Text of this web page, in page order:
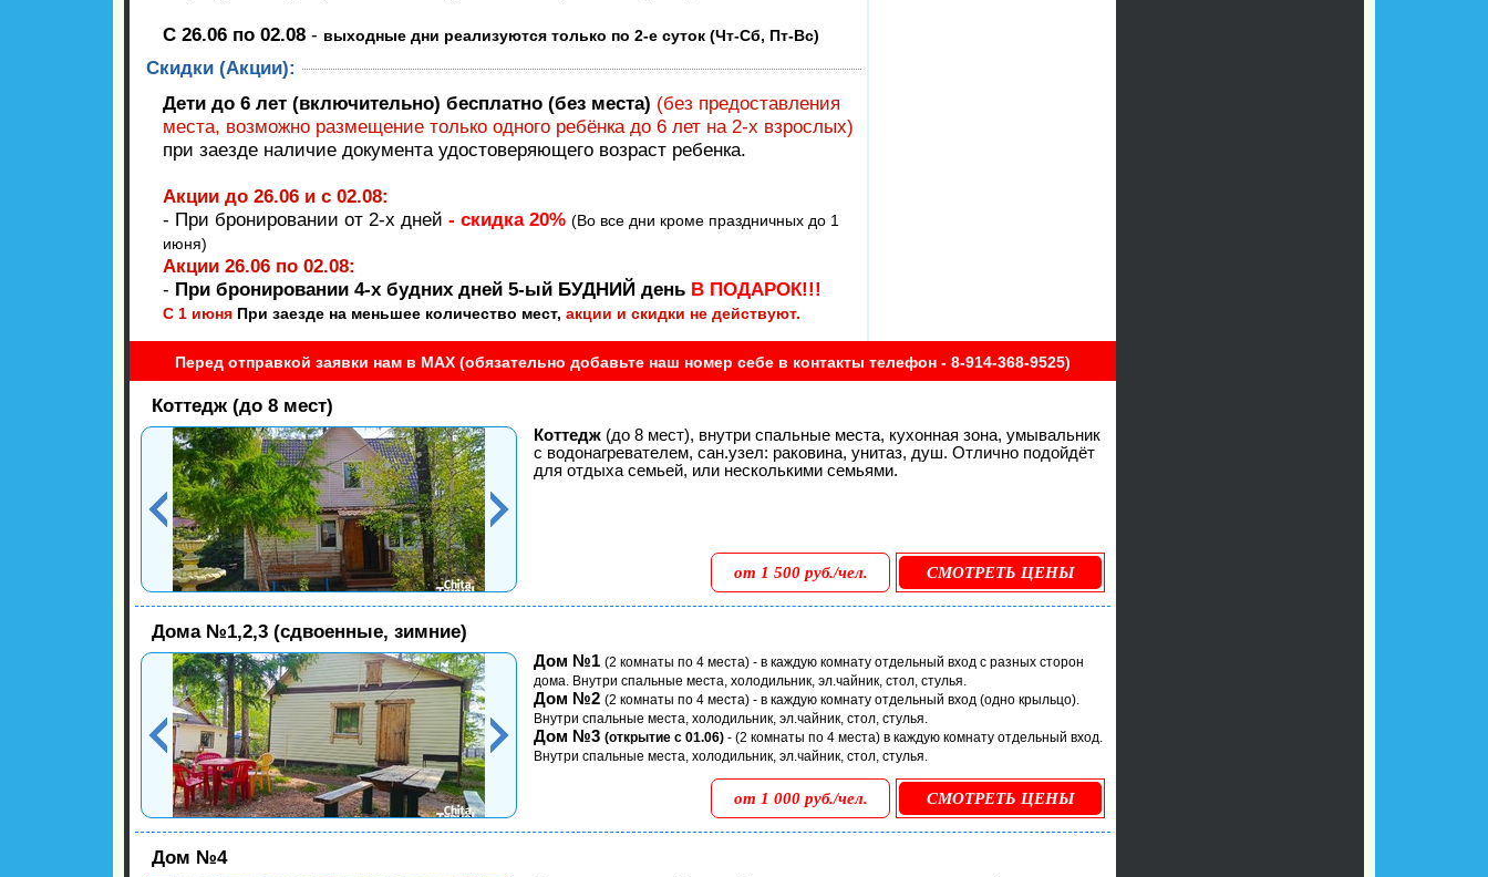
C 26.06 по 02.08 - выходные дни реализуются только по 2-е суток (Чт-Сб, Пт-Вс)
Скидки (Акции):
Дети до 6 лет (включительно) бесплатно (без места) (без предоставления
места, возможно размещение только одного ребёнка до 6 лет на 2-х взрослых)
при заезде наличие документа удостоверяющего возраст ребенка.
Акции до 26.06 и с 02.08:
- При бронировании от 2-х дней - скидка 20% (Во все дни кроме праздничных до 1
июня)
Акции 26.06 по 02.08:
- При бронировании 4-х будних дней 5-ый БУДНИЙ день В ПОДАРОК!!!
С 1 июня При заезде на меньшее количество мест, акции и скидки не действуют.
Перед отправкой заявки нам в MAX (обязательно добавьте наш номер себе в контакты телефон - 8-914-368-9525)
Коттедж (до 8 мест)
Коттедж (до 8 мест), внутри спальные места, кухонная зона, умывальник
с водонагревателем, сан.узел: раковина, унитаз, душ. Отлично подойдёт
для отдыха семьей, или несколькими семьями.
от 1 500 руб./чел. СМОТРЕТЬ ЦЕНЫ
Дома №1,2,3 (сдвоенные, зимние)
Дом №1 (2 комнаты по 4 места) - в каждую комнату отдельный вход с разных сторон
дома. Внутри спальные места, холодильник, эл.чайник, стол, стулья.
Дом №2 (2 комнаты по 4 места) - в каждую комнату отдельный вход (одно крыльцо).
Внутри спальные места, холодильник, эл.чайник, стол, стулья.
Дом №3 (открытие с 01.06) - (2 комнаты по 4 места) в каждую комнату отдельный вход.
Внутри спальные места, холодильник, эл.чайник, стол, стулья.
от 1 000 руб./чел. СМОТРЕТЬ ЦЕНЫ
Дом №4